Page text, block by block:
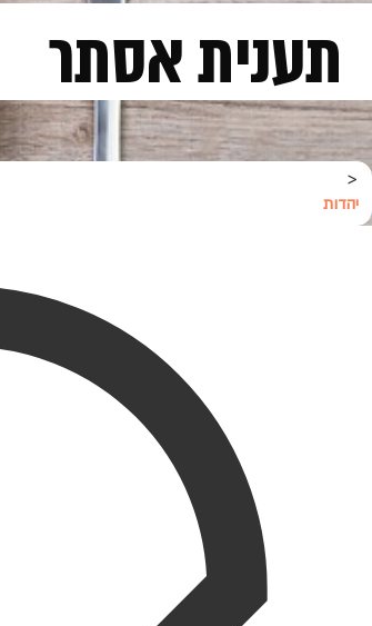
תענית אסתר
<
יהדות